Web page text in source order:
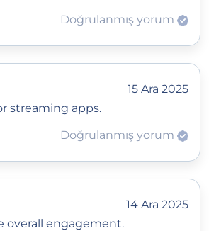
Doğrulanmış yorum
15 Ara 2025
streaming apps.
Doğrulanmış yorum
14 Ara 2025
overall engagement.